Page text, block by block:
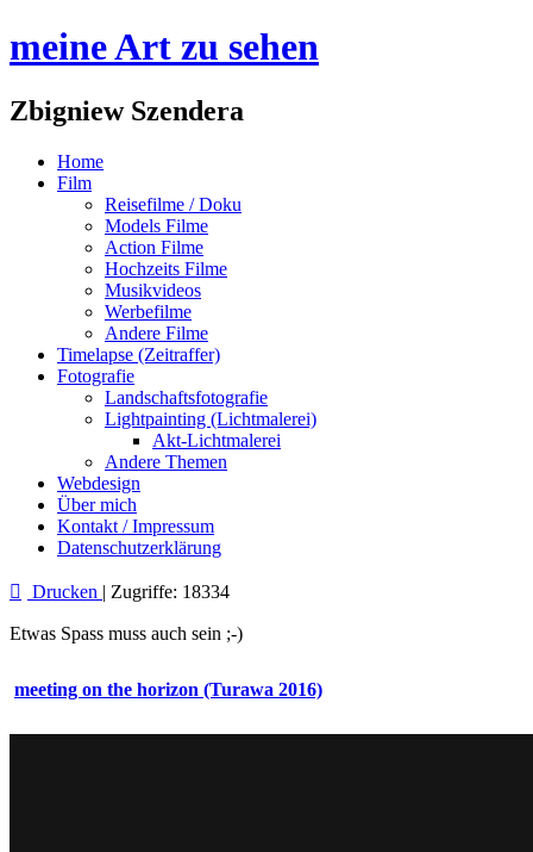
meine Art zu sehen
Zbigniew Szendera
Home
Film
Reisefilme / Doku
Models Filme
Action Filme
Hochzeits Filme
Musikvideos
Werbefilme
Andere Filme
Timelapse (Zeitraffer)
Fotografie
Landschaftsfotografie
Lightpainting (Lichtmalerei)
Akt-Lichtmalerei
Andere Themen
Webdesign
Über mich
Kontakt / Impressum
Datenschutzerklärung
Drucken | Zugriffe: 18334
Etwas Spass muss auch sein ;-)
meeting on the horizon (Turawa 2016)